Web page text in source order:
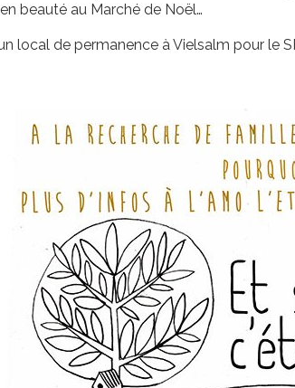
beauté au Marché de Noël…
local de permanence à Vielsalm pour le